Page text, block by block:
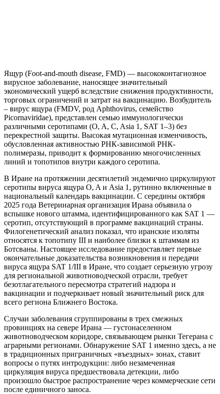
Ящур (Foot-and-mouth disease, FMD) — высококонтагиозное
вирусное заболевание, наносящее значительный
экономический ущерб вследствие снижения продуктивности,
торговых ограничений и затрат на вакцинацию. Возбудитель
– вирус ящура (FMDV, род Aphthovirus, семейство
Picornaviridae), представлен семью иммунологически
различными серотипами (O, A, C, Asia 1, SAT 1–3) без
перекрестной защиты. Высокая мутационная изменчивость,
обусловленная активностью РНК-зависимой РНК-
полимеразы, приводит к формированию многочисленных
линий и топотипов внутри каждого серотипа.
В Иране на протяжении десятилетий эндемично циркулируют
серотипы вируса ящура O, A и Asia 1, рутинно включенные в
национальный календарь вакцинации. С середины октября
2025 года Ветеринарная организация Ирана объявила о
вспышке нового штамма, идентифицированного как SAT 1 —
серотип, отсутствующий в программе вакцинаций страны.
Филогенетический анализ показал, что иранские изоляты
относятся к топотипу III и наиболее близки к штаммам из
Ботсваны. Настоящее исследование предоставляет первые
окончательные доказательства возникновения и передачи
вируса ящура SAT 1/III в Иране, что создает серьезную угрозу
для региональной животноводческой отрасли, требует
безотлагательного пересмотра стратегий надзора и
вакцинации и подчеркивает новый значительный риск для
всего региона Ближнего Востока.
Случаи заболевания сгруппированы в трех смежных
провинциях на севере Ирана — густонаселенном
животноводческом коридоре, связывающем рынки Тегерана с
аграрными регионами. Обнаружение SAT 1 именно здесь, а не
в традиционных приграничных «въездных» зонах, ставит
вопросы о путях интродукции: либо незамеченная
циркуляция вируса предшествовала детекции, либо
произошло быстрое распространение через коммерческие сети
после единичного заноса.